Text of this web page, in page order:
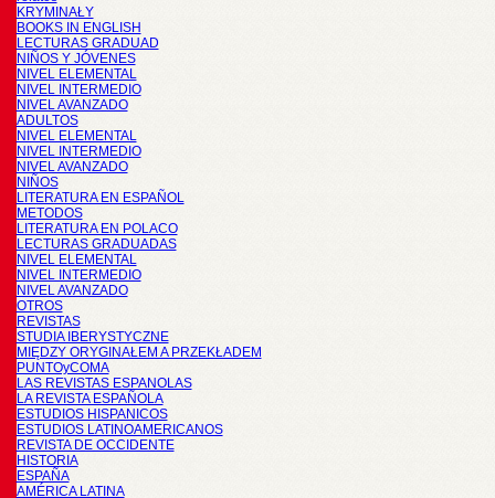
KRYMINAŁY
BOOKS IN ENGLISH
LECTURAS GRADUAD
NIÑOS Y JÓVENES
NIVEL ELEMENTAL
NIVEL INTERMEDIO
NIVEL AVANZADO
ADULTOS
NIVEL ELEMENTAL
NIVEL INTERMEDIO
NIVEL AVANZADO
NIÑOS
LITERATURA EN ESPAÑOL
METODOS
LITERATURA EN POLACO
LECTURAS GRADUADAS
NIVEL ELEMENTAL
NIVEL INTERMEDIO
NIVEL AVANZADO
OTROS
REVISTAS
STUDIA IBERYSTYCZNE
MIĘDZY ORYGINAŁEM A PRZEKŁADEM
PUNTOyCOMA
LAS REVISTAS ESPANOLAS
LA REVISTA ESPAÑOLA
ESTUDIOS HISPANICOS
ESTUDIOS LATINOAMERICANOS
REVISTA DE OCCIDENTE
HISTORIA
ESPAÑA
AMÉRICA LATINA